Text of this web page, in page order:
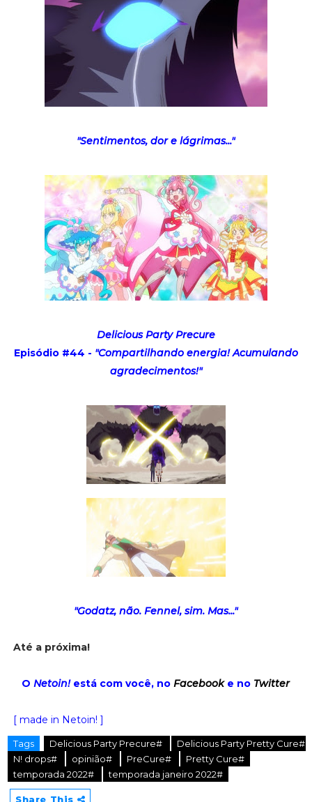
"Sentimentos, dor e lágrimas..."
Delicious Party Precure
Episódio #44 - "Compartilhando energia! Acumulando
agradecimentos!"
"Godatz, não. Fennel, sim. Mas..."
Até a próxima!
ONetoin!está com você, noFacebooke no Twitter
[ made in Netoin! ]
Tags Delicious Party Precure#
Delicious Party Pretty Cure#
N! drops#
opinião# PreCure#
Pretty Cure#
temporada 2022#
temporada janeiro 2022#
Share This